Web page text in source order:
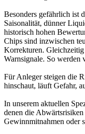
Besonders gefährlich ist
Saisonalität, dünner
historisch hohen
Chips sind inzwischen
Korrekturen.
Warnsignale. So werden
Für Anleger steigen die
hinschaut, läuft Gefahr,
In unserem aktuellen
denen die
Gewinnmitnahmen oder